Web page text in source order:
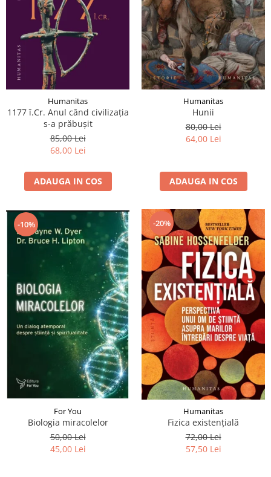
Humanitas
1177 î.Cr. Anul când civilizaţia
s-a prăbuşit
85,00 Lei
68,00 Lei
ADAUGA IN COS
Humanitas
Hunii
80,00 Lei
64,00 Lei
ADAUGA IN COS
-10%
For You
Biologia miracolelor
50,00 Lei
45,00 Lei
-20%
Humanitas
Fizica existenţială
72,00 Lei
57,50 Lei